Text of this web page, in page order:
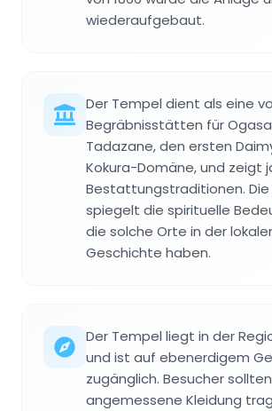
wiederaufgebaut.
Der Tempel dient als eine
Begräbnisstätten für
Tadazane, den ersten
Kokura-Domäne, und zeigt
Bestattungstraditionen. Die
spiegelt die spirituelle
die solche Orte in der
Geschichte haben.
Der Tempel liegt in der
und ist auf ebenerdigem
zugänglich. Besucher sollten
angemessene Kleidung